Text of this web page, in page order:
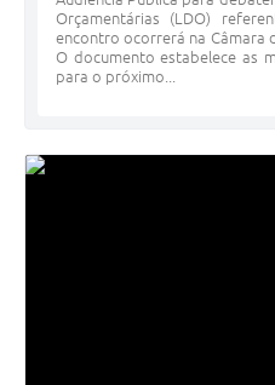
Orçamentárias (LDO)
encontro ocorrerá na Câmara
O documento estabelece as
para o próximo...